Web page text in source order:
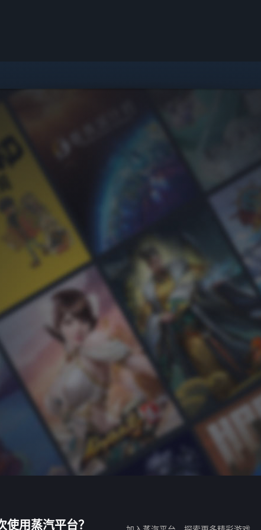
使用蒸汽平台？